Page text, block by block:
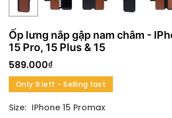
Ốp lưng nắp gập nam châm -
15 Pro, 15 Plus & 15
Regular
price
589.000₫
Only 9 left - Selling fast
Size: IPhone 15 Promax